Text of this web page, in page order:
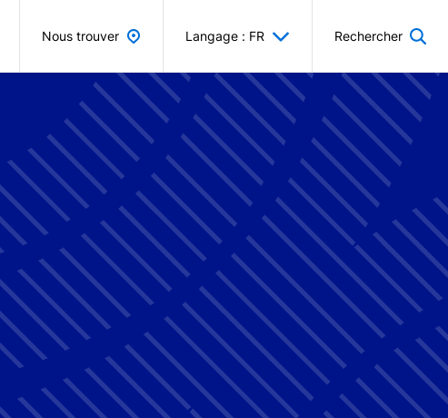
Nous trouver Langage : FR Rechercher